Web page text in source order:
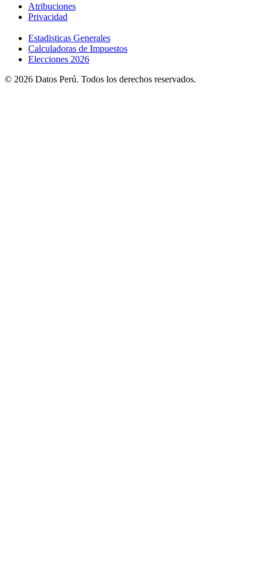
Atribuciones
Privacidad
Estadisticas Generales
Calculadoras de Impuestos
Elecciones 2026
© 2026 Datos Perú. Todos los derechos reservados.